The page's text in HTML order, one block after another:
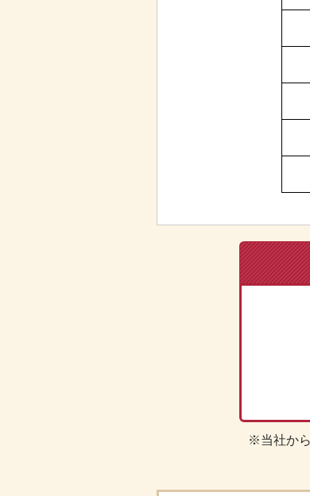
※当社か